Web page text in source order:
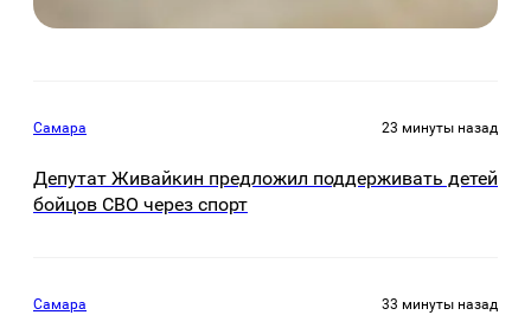
Самара 23 минуты назад
Депутат Живайкин предложил поддерживать детей
бойцов СВО через спорт
Самара 33 минуты назад